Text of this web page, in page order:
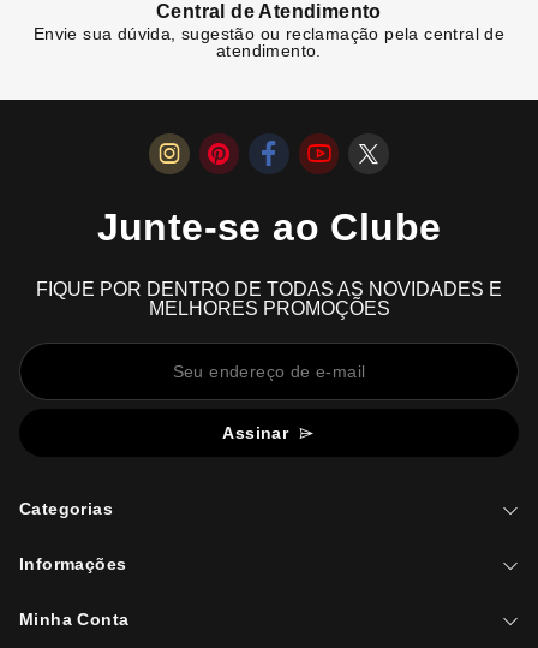
Central de Atendimento
Envie sua dúvida, sugestão ou reclamação pela central de
atendimento.
Junte-se ao Clube
FIQUE POR DENTRO DE TODAS AS NOVIDADES E
MELHORES PROMOÇÕES
Assinar
Categorias
Informações
Minha Conta